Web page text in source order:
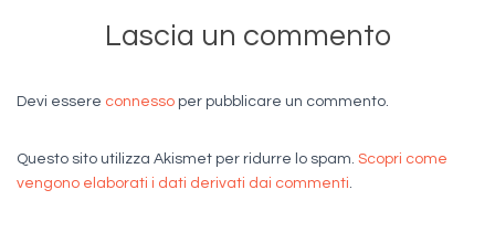
Lascia un commento
Devi essere connesso per pubblicare un commento.
Questo sito utilizza Akismet per ridurre lo spam. Scopri come
vengono elaborati i dati derivati dai commenti.